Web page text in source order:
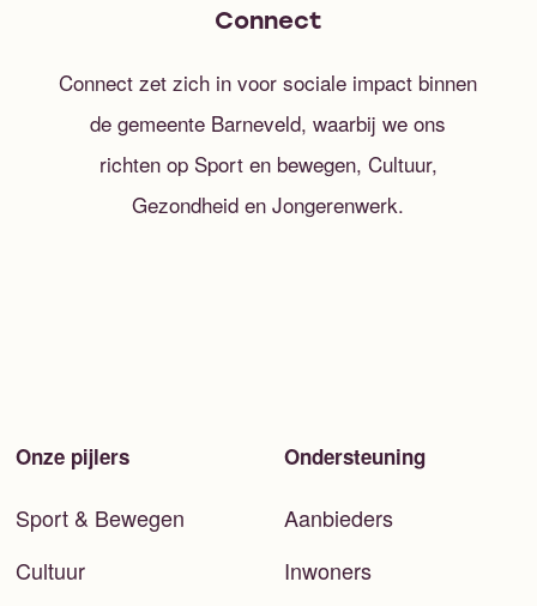
Connect
Connect zet zich in voor sociale impact binnen
de gemeente Barneveld, waarbij we ons
richten op Sport en bewegen, Cultuur,
Gezondheid en Jongerenwerk.
Onze pijlers
Sport & Bewegen
Cultuur
Ondersteuning
Aanbieders
Inwoners